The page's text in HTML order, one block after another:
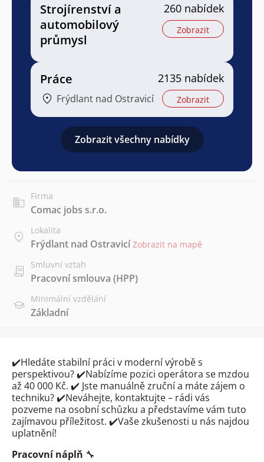
Strojírenství a
automobilový
průmysl
260 nabídek
Zobrazit
Práce
Frýdlant nad Ostravicí
2135 nabídek
Zobrazit
Zobrazit všechny nabídky
Firma
Comac jobs s.r.o.
Lokalita
Frýdlant nad Ostravicí Zobrazit na mapě
Smluvní vztah
Pracovní smlouva (HPP)
Minimální vzdělání
Základní
✔️Hledáte stabilní práci v moderní výroběs
perspektivou? ✔️Nabízíme pozici operátora se mzdou
až 40 000 Kč. ✔️ Jste manuálně zruční a máte zájem o
techniku? ✔️Neváhejte, kontaktujte – rádi vás
pozveme na osobní schůzku a představíme vám tuto
zajímavou příležitost. ✔️Vaše zkušenosti u nás najdou
uplatnění!
Pracovní náplň 🔧